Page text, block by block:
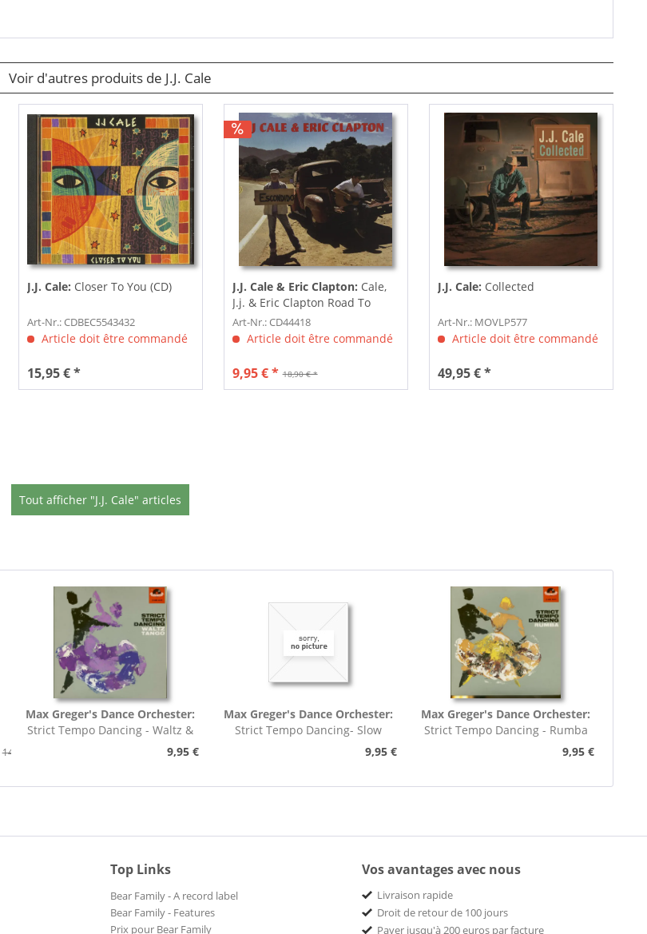
Voir d'autres produits de J.J. Cale
J.J. Cale: Closer To You (CD)
Art-Nr.: CDBEC5543432
Article doit être commandé
15,95 € *
J.J. Cale & Eric Clapton: Cale,
J.j. & Eric Clapton Road To
Escondido
Art-Nr.: CD44418
Article doit être commandé
18,90 € *
9,95 € *
J.J. Cale: Collected
Art-Nr.: MOVLP577
Article doit être commandé
49,95 € *
Tout afficher "J.J. Cale" articles
14,95 €
Max Greger's Dance Orchester:
Strict Tempo Dancing - Waltz &
9,95 €
Max Greger's Dance Orchester:
Strict Tempo Dancing- Slow
9,95 €
Max Greger's Dance Orchester:
Strict Tempo Dancing - Rumba
9,95 €
Top Links
Bear Family - A record label
Bear Family - Features
Prix pour Bear Family
Vos avantages avec nous
Livraison rapide
Droit de retour de 100 jours
Payer jusqu'à 200 euros par facture